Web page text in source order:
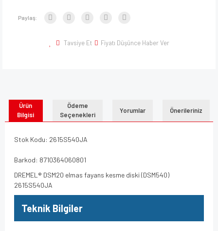
Paylaş:
Tavsiye Et Fiyatı Düşünce Haber Ver
Ürün
Bilgisi
Ödeme
Seçenekleri
Yorumlar Önerileriniz
Stok Kodu: 2615S540JA
Barkod: 8710364060801
DREMEL® DSM20 elmas fayans kesme diski (DSM540)
2615S540JA
Teknik Bilgiler